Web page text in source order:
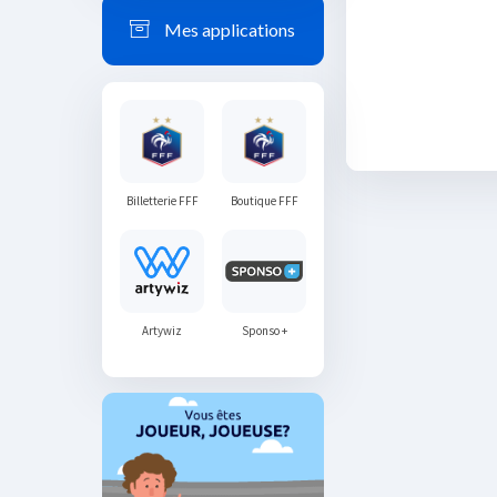
Mes applications
Billetterie FFF Boutique FFF
Artywiz Sponso +